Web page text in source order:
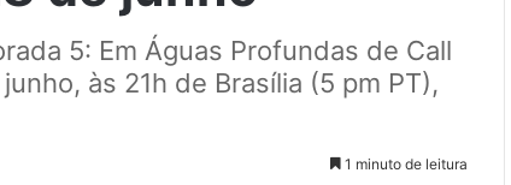
5: Em Águas Profundas de Call
às 21h de Brasília (5 pm PT),
1 minuto de leitura